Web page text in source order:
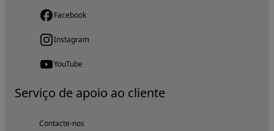
Facebook
Instagram
YouTube
Serviço de apoio ao cliente
Contacte-nos